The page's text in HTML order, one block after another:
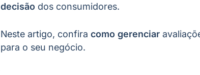
decisão dos consumidores.
Neste artigo, confira como gerenciar
para o seu negócio.